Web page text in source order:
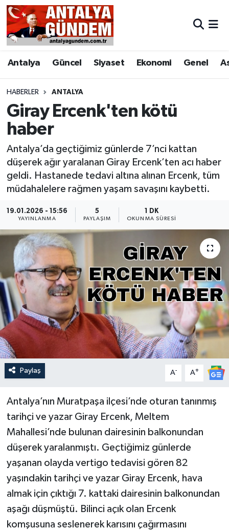
Antalya Güncel Siyaset Ekonomi Genel
HABERLER ANTALYA
Giray Ercenk'ten kötü
haber
Antalya’da geçtiğimiz günlerde 7’nci kattan
düşerek ağır yaralanan Giray Ercenk’ten acı haber
geldi. Hastanede tedavi altına alınan Ercenk, tüm
müdahalelere rağmen yaşam savaşını kaybetti.
19.01.2026 - 15:56
YAYINLANMA
5
PAYLAŞIM
1 DK
OKUNMA SÜRESI
Paylaş A- A+
Antalya’nın Muratpaşa ilçesi’nde oturan tanınmış
tarihçi ve yazar Giray Ercenk, Meltem
Mahallesi’nde bulunan dairesinin balkonundan
düşerek yaralanmıştı. Geçtiğimiz günlerde
yaşanan olayda vertigo tedavisi gören 82
yaşındakin tarihçi ve yazar Giray Ercenk, hava
almak için çıktığı 7. kattaki dairesinin balkonundan
aşağı düşmüştü. Bilinci açık olan Ercenk
komşusuna seslenerek karısını çağırmasını
Antalya
Asayiş
Bilim & Teknoloji
Bölge
EĞİTİM
Ekonomi
Görüntülü Haber
Güncel
Kültür & Sanat
Magazin
Resmi İlan
Siyaset
Spor
Antalya Nöbetçi Eczaneler
Antalya Hava Durumu
Antalya Namaz Vakitleri
Antalya Trafik Yoğunluk Haritası
Süper Lig Puan Durumu ve Fikstür
Tüm Manşetler
Son Dakika Haberleri
Haber Arşivi